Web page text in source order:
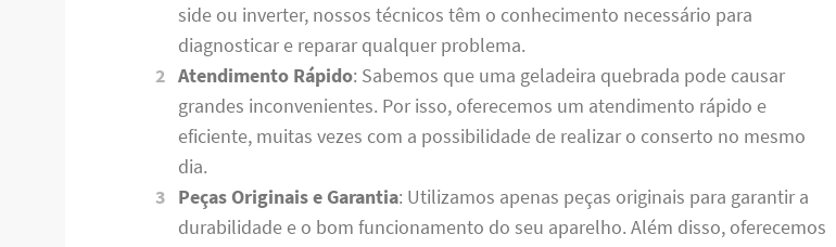
side ou inverter, nossos técnicos têm o conhecimento necessário para
diagnosticar e reparar qualquer problema.
Atendimento Rápido: Sabemos que uma geladeira quebrada pode causar
grandes inconvenientes. Por isso, oferecemos um atendimento rápido e
eficiente, muitas vezes com a possibilidade de realizar o conserto no mesmo
dia.
Peças Originais e Garantia: Utilizamos apenas peças originais para garantir a
durabilidade e o bom funcionamento do seu aparelho. Além disso, oferecemos